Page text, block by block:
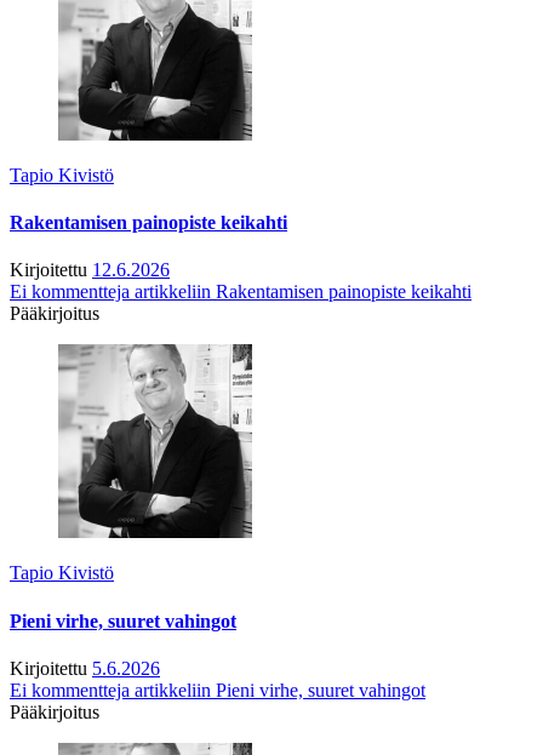
Tapio Kivistö
Rakentamisen painopiste keikahti
Kirjoitettu 12.6.2026
Ei kommentteja artikkeliin Rakentamisen painopiste keikahti
Pääkirjoitus
Tapio Kivistö
Pieni virhe, suuret vahingot
Kirjoitettu 5.6.2026
Ei kommentteja artikkeliin Pieni virhe, suuret vahingot
Pääkirjoitus